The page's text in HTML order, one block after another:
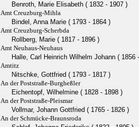
Benroth, Marie Elisabeth ( 1832 - 1907 )
Amt Creuzburg-Mihla
Bindel, Anna Marie ( 1793 - 1864 )
Amt Creuzburg-Scherbda
Rollberg, Marie ( 1817 - 1896 )
Amt Neuhaus-Neuhaus
Halle, Carl Heinrich Wilhelm Johann ( 1856
Amtitz
Nitschke, Gottfried ( 1793 - 1817 )
An der Poststraße-Burgheßler
Eichentopf, Wilhelmine ( 1828 - 1898 )
An der Poststraße-Pleismar
Vollmar, Johann Gottfried ( 1765 - 1826 )
An der Schmücke-Braunsroda